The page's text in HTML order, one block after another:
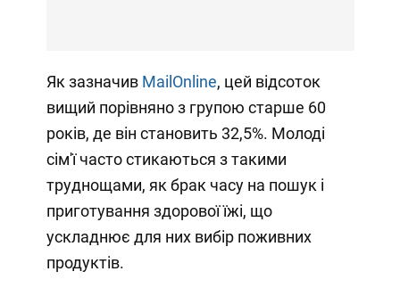
Як зазначив MailOnline, цей відсоток
вищий порівняно з групою старше 60
років, де він становить 32,5%. Молоді
сім'ї часто стикаються з такими
труднощами, як брак часу на пошук і
приготування здорової їжі, що
ускладнює для них вибір поживних
продуктів.